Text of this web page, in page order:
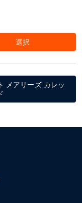
選択
メアリーズ カレッ